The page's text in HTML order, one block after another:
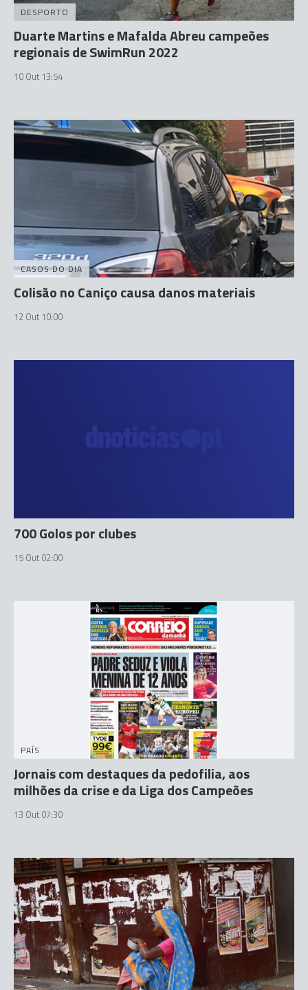
DESPORTO
Duarte Martins e Mafalda Abreu campeões
regionais de SwimRun 2022
10 Out 13:54
CASOS DO DIA
Colisão no Caniço causa danos materiais
12 Out 10:00
700 Golos por clubes
15 Out 02:00
PAÍS
Jornais com destaques da pedofilia, aos
milhões da crise e da Liga dos Campeões
13 Out 07:30